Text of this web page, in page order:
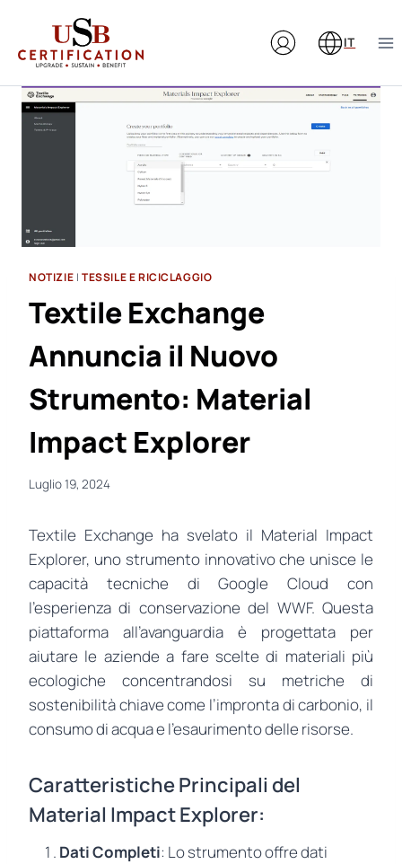
contenuto
IT
NOTIZIE | TESSILE E RICICLAGGIO
Textile Exchange
Annuncia il Nuovo
Strumento: Material
Impact Explorer
Luglio 19, 2024
Textile Exchange ha svelato il Material Impact
Explorer, uno strumento innovativo che unisce le
capacità tecniche di Google Cloud con
l’esperienza di conservazione del WWF. Questa
piattaforma all’avanguardia è progettata per
aiutare le aziende a fare scelte di materiali più
ecologiche concentrandosi su metriche di
sostenibilità chiave come l’impronta di carbonio, il
consumo di acqua e l’esaurimento delle risorse.
Caratteristiche Principali del
Material Impact Explorer:
Dati Completi: Lo strumento offre dati